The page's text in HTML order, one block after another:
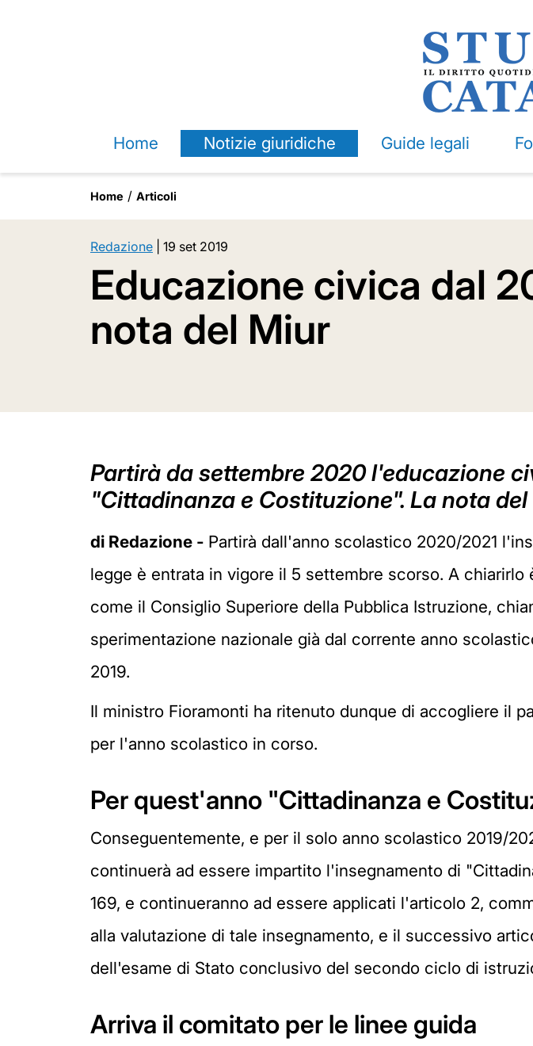
Home Notizie giuridiche Guide legali
Home Articoli
Redazione 19 set 2019
Educazione civica dal
nota del Miur
Partirà da settembre 2020 l'educazione
"Cittadinanza e Costituzione". La nota
di Redazione - Partirà dall'anno scolastico 2020/2021
legge è entrata in vigore il 5 settembre scorso. A
come il Consiglio Superiore della Pubblica Istruzione,
sperimentazione nazionale già dal corrente anno
2019.
Il ministro Fioramonti ha ritenuto dunque di accogliere il
per l'anno scolastico in corso.
Per quest'anno "Cittadinanza e
Conseguentemente, e per il solo anno scolastico 2019/
continuerà ad essere impartito l'insegnamento di
169, e continueranno ad essere applicati l'articolo 2,
alla valutazione di tale insegnamento, e il successivo
dell'esame di Stato conclusivo del secondo ciclo di
Arriva il comitato per le linee guida